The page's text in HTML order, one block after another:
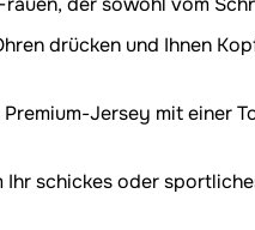
drücken und Ihnen
Jersey mit einer
schickes oder